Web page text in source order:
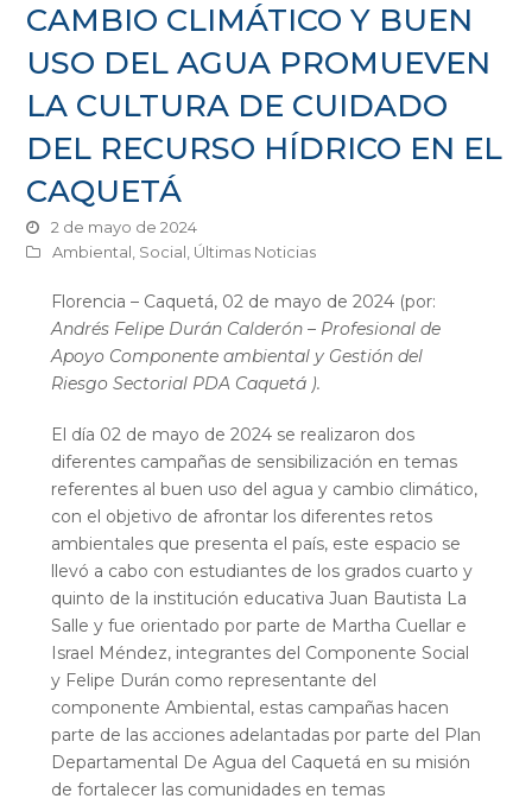
CAMBIO CLIMÁTICO Y BUEN
USO DEL AGUA PROMUEVEN
LA CULTURA DE CUIDADO
DEL RECURSO HÍDRICO EN EL
CAQUETÁ
2 de mayo de 2024
Ambiental, Social, Últimas Noticias
Florencia – Caquetá, 02 de mayo de 2024 (por:
Andrés Felipe Durán Calderón – Profesional de
Apoyo Componente ambiental y Gestión del
Riesgo Sectorial PDA Caquetá ).
El día 02 de mayo de 2024 se realizaron dos
diferentes campañas de sensibilización en temas
referentes al buen uso del agua y cambio climático,
con el objetivo de afrontar los diferentes retos
ambientales que presenta el país, este espacio se
llevó a cabo con estudiantes de los grados cuarto y
quinto de la institución educativa Juan Bautista La
Salle y fue orientado por parte de Martha Cuellar e
Israel Méndez, integrantes del Componente Social
y Felipe Durán como representante del
componente Ambiental, estas campañas hacen
parte de las acciones adelantadas por parte del Plan
Departamental De Agua del Caquetá en su misión
de fortalecer las comunidades en temas